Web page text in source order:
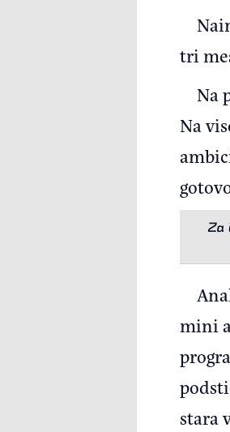
tri
Na
Na
Za
mini
stara